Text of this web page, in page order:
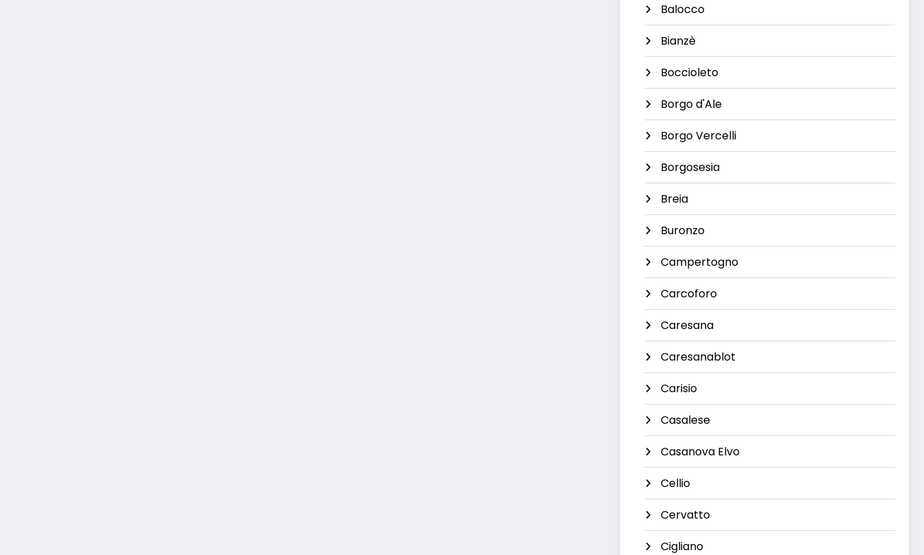
Balocco
Bianzè
Boccioleto
Borgo d'Ale
Borgo Vercelli
Borgosesia
Breia
Buronzo
Campertogno
Carcoforo
Caresana
Caresanablot
Carisio
Casalese
Casanova Elvo
Cellio
Cervatto
Cigliano